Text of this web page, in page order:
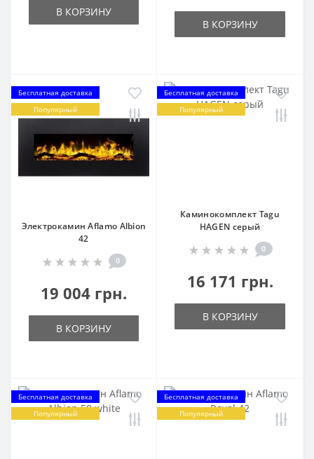
В КОРЗИНУ
В КОРЗИНУ
Бесплатная доставка
Популярный
Электрокамин Aflamo Albion
42
0
19 004 грн.
В КОРЗИНУ
Бесплатная доставка
Популярный
Каминокомплект Tagu
HAGEN серый
0
16 171 грн.
В КОРЗИНУ
Бесплатная доставка
Популярный
Бесплатная доставка
Популярный